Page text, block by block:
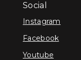
Social
Instagram
Facebook
Youtube